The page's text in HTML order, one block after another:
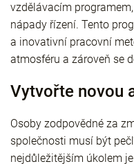
vzdělávacím
nápady řízení. Tento
a inovativní pracovní
atmosféru a zároveň se
Vytvořte novou
Osoby zodpovědné za
společnosti musí být
nejdůležitějším úkolem